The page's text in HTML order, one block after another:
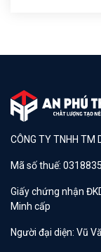
CÔNG TY TNHH TM
Mã số thuế:
Giấy chứng nhận
Minh cấp
Người đại diện: Vũ